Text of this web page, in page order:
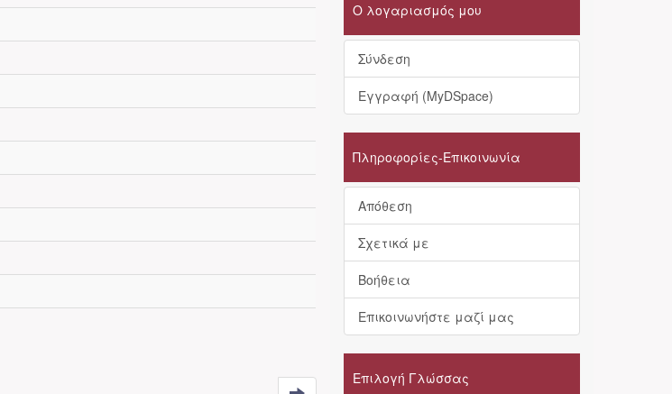
Ο λογαριασμός μου
Σύνδεση
Εγγραφή (MyDSpace)
Πληροφορίες-Επικοινωνία
Απόθεση
Σχετικά με
Βοήθεια
Επικοινωνήστε μαζί μας
Επιλογή Γλώσσας